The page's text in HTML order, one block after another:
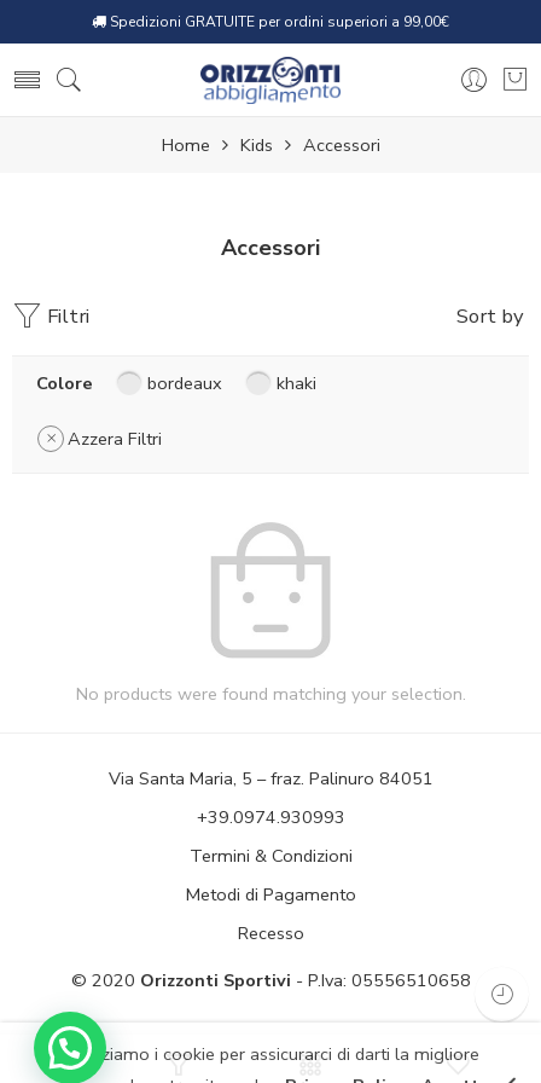
Spedizioni GRATUITE per ordini superiori a 99,00€
Home Kids Accessori
Accessori
Filtri Sort by
Colore bordeaux khaki
Azzera Filtri
No products were found matching your selection.
Via Santa Maria, 5 – fraz. Palinuro 84051
+39.0974.930993
Termini & Condizioni
Metodi di Pagamento
Recesso
© 2020 Orizzonti Sportivi - P.Iva: 05556510658
Utilizziamo i cookie per assicurarci di darti la migliore